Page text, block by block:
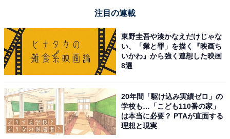
注目の連載
東野圭吾や湊かなえだけじゃな
い、「業と罪」を描く『映画ち
いかわ』から強く連想した映画
8選
20年間「駆け込み実績ゼロ」の
学校も…「こども110番の家」
は本当に必要？ PTAが直面する
理想と現実